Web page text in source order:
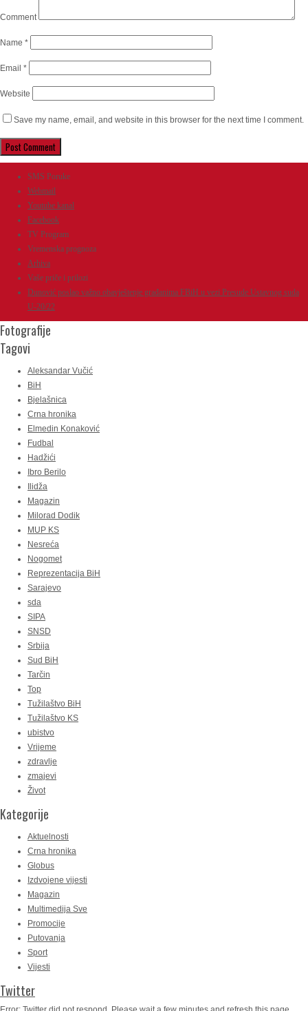
Comment
Name *
Email *
Website
Save my name, email, and website in this browser for the next time I comment.
SMS Poruke
Webmail
Youtube kanal
Facebook
TV Program
Vremenska prognoza
Arhiva
Vaše priče i prilozi
Dunović poslao važno obavještenje građanima FBiH u vezi Presude Ustavnog suda
U-20/22
Fotografije
Tagovi
Aleksandar Vučić
BiH
Bjelašnica
Crna hronika
Elmedin Konaković
Fudbal
Hadžići
Ibro Berilo
Ilidža
Magazin
Milorad Dodik
MUP KS
Nesreća
Nogomet
Reprezentacija BiH
Sarajevo
sda
SIPA
SNSD
Srbija
Sud BiH
Tarčin
Top
Tužilaštvo BiH
Tužilaštvo KS
ubistvo
Vrijeme
zdravlje
zmajevi
Život
Kategorije
Aktuelnosti
Crna hronika
Globus
Izdvojene vijesti
Magazin
Multimedija Sve
Promocije
Putovanja
Sport
Vijesti
Twitter